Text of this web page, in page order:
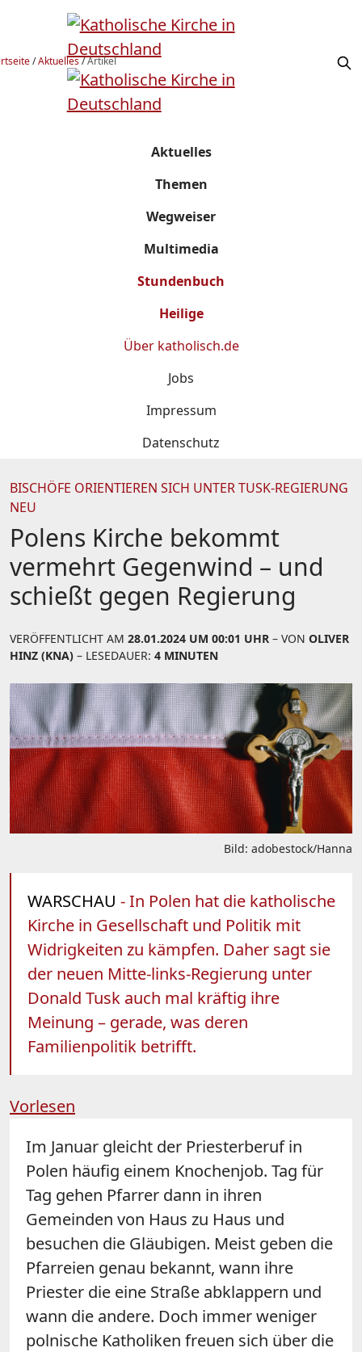
/Aktuelles/Artikel
Aktuelles
Themen
Wegweiser
Multimedia
Stundenbuch
Heilige
Über katholisch.de
Jobs
Impressum
Datenschutz
BISCHÖFE ORIENTIEREN SICH UNTER TUSK-REGIERUNG
NEU
Polens Kirche bekommt
vermehrt Gegenwind – und
schießt gegen Regierung
VERÖFFENTLICHT AM 28.01.2024 UM 00:01 UHR – VON OLIVER
HINZ (KNA) – LESEDAUER: 4 MINUTEN
Bild: adobestock/Hanna
WARSCHAU - In Polen hat die katholische
Kirche in Gesellschaft und Politik mit
Widrigkeiten zu kämpfen. Daher sagt sie
der neuen Mitte-links-Regierung unter
Donald Tusk auch mal kräftig ihre
Meinung – gerade, was deren
Familienpolitik betrifft.
Vorlesen
Im Januar gleicht der Priesterberuf in
Polen häufig einem Knochenjob. Tag für
Tag gehen Pfarrer dann in ihren
Gemeinden von Haus zu Haus und
besuchen die Gläubigen. Meist geben die
Pfarreien genau bekannt, wann ihre
Priester die eine Straße abklappern und
wann die andere. Doch immer weniger
polnische Katholiken freuen sich über die